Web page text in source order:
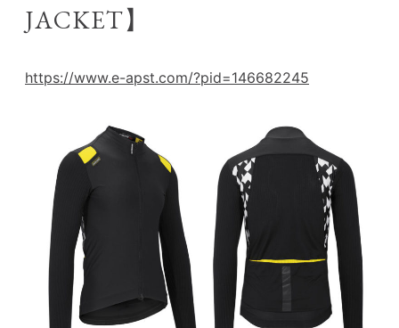
JACKET】
https://www.e-apst.com/?pid=146682245